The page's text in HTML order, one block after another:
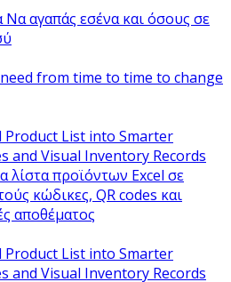
Να αγαπάς εσένα και όσους σε
from time to time to change
λίστα προϊόντων Excel σε
κώδικες, QR codes και
αποθέματος